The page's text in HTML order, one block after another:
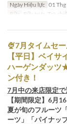
Ngày Hiệu lực 01 Thg
Bữa
Bữa trưa, Trà
🍨7月タイムセ
【平日】ベイ
ハーゲンダッツ
ン付き！
7月中の来店限定で
【期間限定】6月
夏が旬のフルーツ
ーツ」「パイナッ